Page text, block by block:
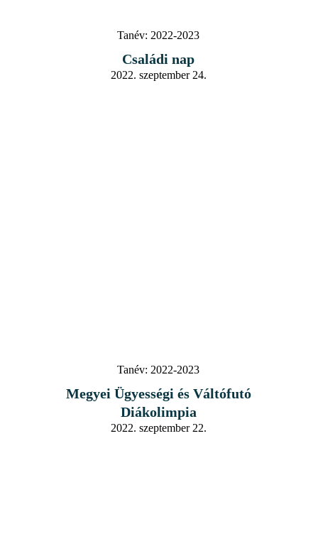
Tanév: 2022-2023
Családi nap
2022. szeptember 24.
Tanév: 2022-2023
Megyei Ügyességi és Váltófutó
Diákolimpia
2022. szeptember 22.